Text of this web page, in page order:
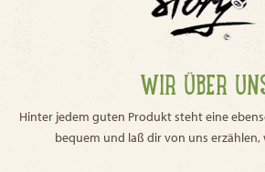
WIR ÜBER
Hinter jedem guten Produkt steht eine
bequem und laß dir von uns erzählen,